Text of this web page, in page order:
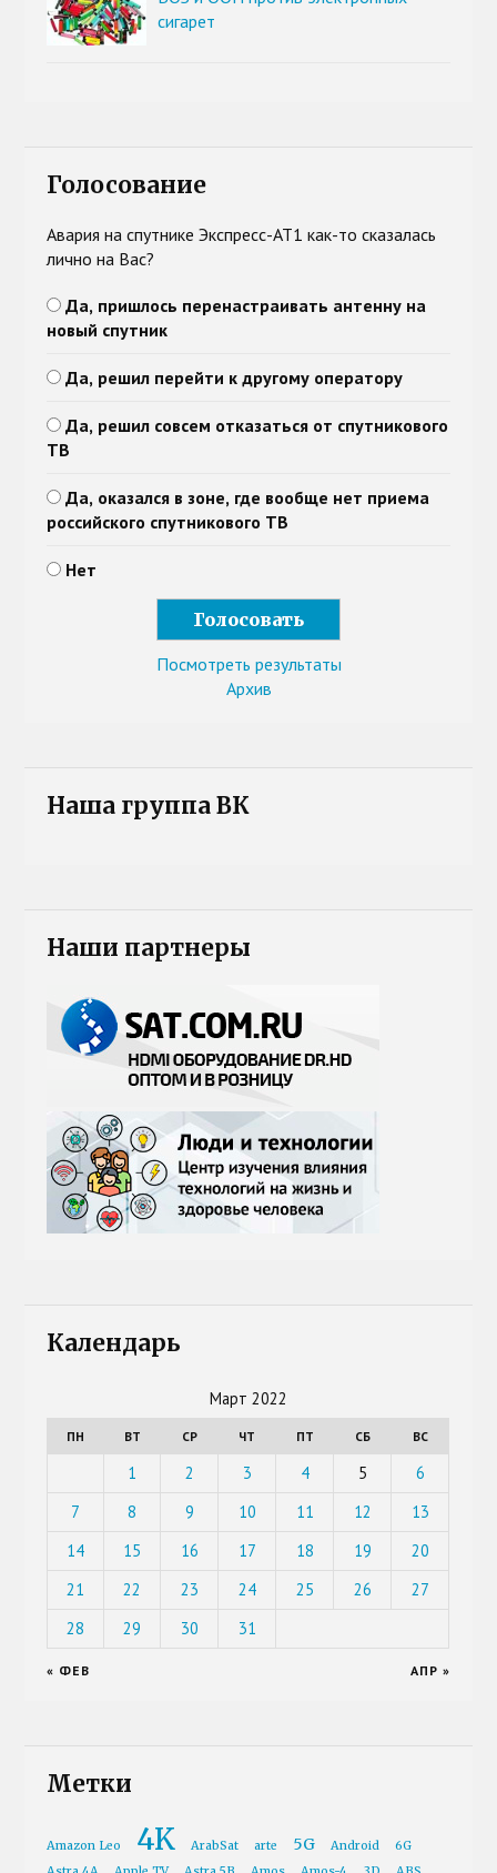
сигарет
Голосование
Авария на спутнике Экспресс-АТ1 как-то сказалась
лично на Вас?
Да, пришлось перенастраивать антенну на
новый спутник
Да, решил перейти к другому оператору
Да, решил совсем отказаться от спутникового
ТВ
Да, оказался в зоне, где вообще нет приема
российского спутникового ТВ
Нет
Посмотреть результаты
Архив
Наша группа ВК
Наши партнеры
Календарь
Март 2022
ПН ВТ СР ЧТ ПТ СБ ВС
1 2 3 4 5
6
7
8 9 10 11 12
13
14
15 16 17 18 19
20
21
22 23 24 25 26
27
28
29 30 31
« ФЕВ АПР »
Метки
Amazon Leo 4K ArabSat arte 5G Android
6G